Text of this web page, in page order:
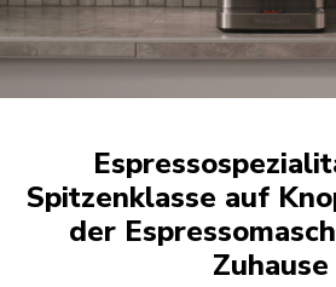
Spitzenklasse auf
der
Zuhause